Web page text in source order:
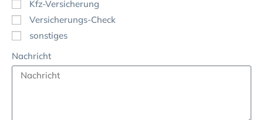
Kfz-Versicherung
Versicherungs-Check
sonstiges
Nachricht